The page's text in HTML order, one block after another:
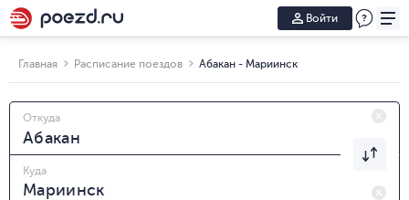
Войти
Главная Расписание поездов Абакан - Мариинск
Откуда
Куда